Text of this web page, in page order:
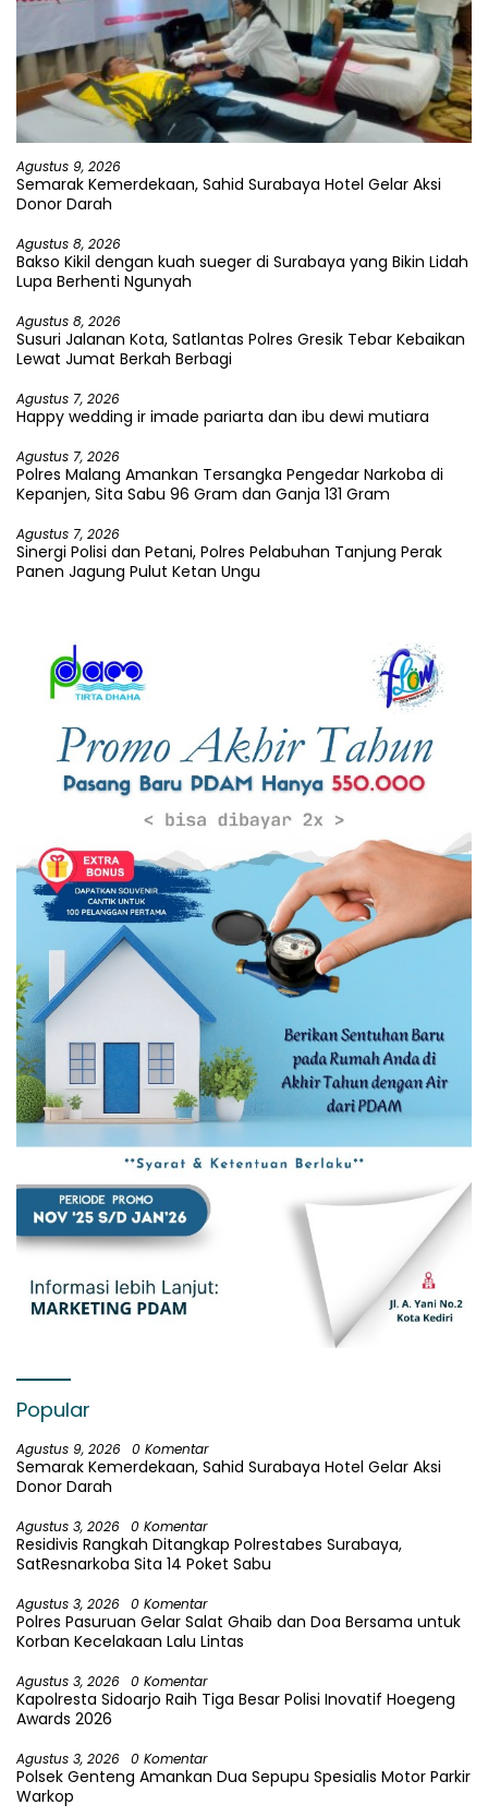
Agustus 9, 2026
Semarak Kemerdekaan, Sahid Surabaya Hotel Gelar Aksi
Donor Darah
Agustus 8, 2026
Bakso Kikil dengan kuah sueger di Surabaya yang Bikin Lidah
Lupa Berhenti Ngunyah
Agustus 8, 2026
Susuri Jalanan Kota, Satlantas Polres Gresik Tebar Kebaikan
Lewat Jumat Berkah Berbagi
Agustus 7, 2026
Happy wedding ir imade pariarta dan ibu dewi mutiara
Agustus 7, 2026
Polres Malang Amankan Tersangka Pengedar Narkoba di
Kepanjen, Sita Sabu 96 Gram dan Ganja 131 Gram
Agustus 7, 2026
Sinergi Polisi dan Petani, Polres Pelabuhan Tanjung Perak
Panen Jagung Pulut Ketan Ungu
Popular
Agustus 9, 2026 0 Komentar
Semarak Kemerdekaan, Sahid Surabaya Hotel Gelar Aksi
Donor Darah
Agustus 3, 2026 0 Komentar
Residivis Rangkah Ditangkap Polrestabes Surabaya,
SatResnarkoba Sita 14 Poket Sabu
Agustus 3, 2026 0 Komentar
Polres Pasuruan Gelar Salat Ghaib dan Doa Bersama untuk
Korban Kecelakaan Lalu Lintas
Agustus 3, 2026 0 Komentar
Kapolresta Sidoarjo Raih Tiga Besar Polisi Inovatif Hoegeng
Awards 2026
Agustus 3, 2026 0 Komentar
Polsek Genteng Amankan Dua Sepupu Spesialis Motor Parkir
Warkop